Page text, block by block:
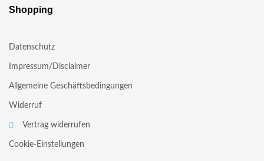
Shopping
Datenschutz
Impressum/Disclaimer
Allgemeine Geschäftsbedingungen
Widerruf
Vertrag widerrufen
Cookie-Einstellungen